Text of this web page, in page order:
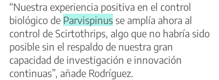
“Nuestra experiencia positiva en el control
biológico de Parvispinus se amplía ahora al
control de Scirtothrips, algo que no habría sido
posible sin el respaldo de nuestra gran
capacidad de investigación e innovación
continuas”, añade Rodríguez.